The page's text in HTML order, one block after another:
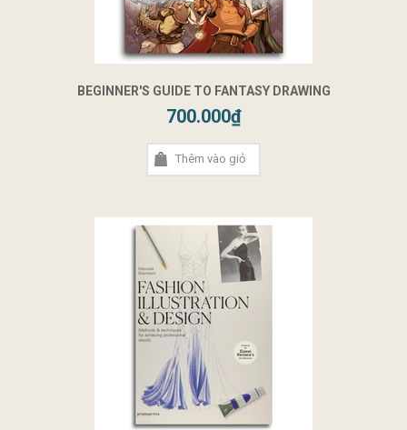
BEGINNER'S GUIDE TO FANTASY DRAWING
700.000₫
Thêm vào giỏ